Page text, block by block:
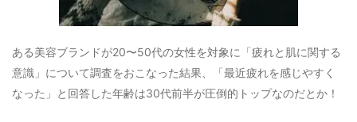
ある美容ブランドが20〜50代の女性を対象に「疲れと肌に関する
意識」について調査をおこなった結果、「最近疲れを感じやすく
なった」と回答した年齢は30代前半が圧倒的トップなのだとか！